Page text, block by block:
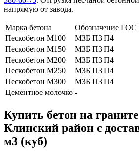
напрямую от завода.
Марка бетона Обозначение
Пескобетон М100
МЗБ П3 П4
Пескобетон М150
МЗБ П3 П4
Пескобетон М200
МЗБ П3 П4
Пескобетон М250
МЗБ П3 П4
Пескобетон М300
МЗБ П3 П4
Цементное молочко -
Купить бетон на
Клинский район с
м3 (куб)